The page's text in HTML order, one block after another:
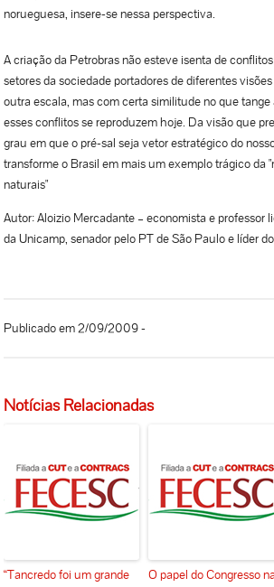
norueguesa, insere-se nessa perspectiva.
A criação da Petrobras não esteve isenta de
setores da sociedade portadores de diferentes
outra escala, mas com certa similitude no que tange
esses conflitos se reproduzem hoje. Da visão que
grau em que o pré-sal seja vetor estratégico do
transforme o Brasil em mais um exemplo trágico da
naturais"
Autor: Aloizio Mercadante – economista e professor
da Unicamp, senador pelo PT de São Paulo e líder
Publicado em 2/09/2009 -
Notícias Relacionadas
“Tancredo foi um grande
O papel do Congresso na